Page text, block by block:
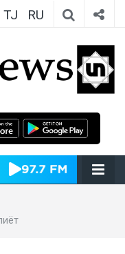
TJ RU